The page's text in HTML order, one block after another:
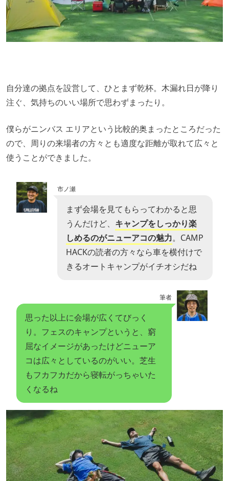
自分達の拠点を設営して、ひとまず乾杯。木漏れ日が降り
注ぐ、気持ちのいい場所で思わずまったり。
僕らがニンバス エリアという比較的奥まったところだった
ので、周りの来場者の方々とも適度な距離が取れて広々と
使うことができました。
市ノ瀬
まず会場を見てもらってわかると思
うんだけど、 キャンプをしっかり楽
しめるのがニューアコの魅力。CAMP
HACKの読者の方々なら車を横付けで
きるオートキャンプがイチオシだね
筆者
思った以上に会場が広くてびっく
り。フェスのキャンプというと、窮
屈なイメージがあったけどニューア
コは広々としているのがいい。芝生
もフカフカだから寝転がっちゃいた
くなるね